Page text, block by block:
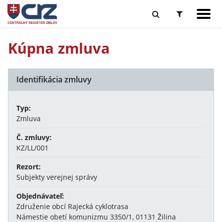
Kúpna zmluva
Identifikácia zmluvy
Typ:
Zmluva
Č. zmluvy:
KZ/LL/001
Rezort:
Subjekty verejnej správy
Objednávateľ:
Združenie obcí Rajecká cyklotrasa
Námestie obetí komunizmu 3350/1, 01131 Žilina